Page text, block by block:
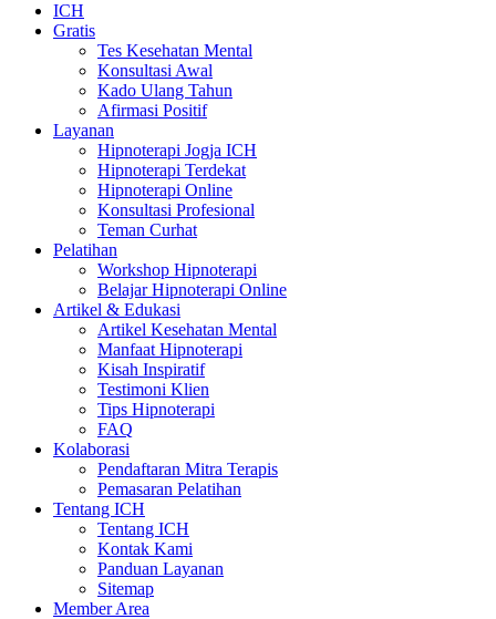
ICH
Gratis
Tes Kesehatan Mental
Konsultasi Awal
Kado Ulang Tahun
Afirmasi Positif
Layanan
Hipnoterapi Jogja ICH
Hipnoterapi Terdekat
Hipnoterapi Online
Konsultasi Profesional
Teman Curhat
Pelatihan
Workshop Hipnoterapi
Belajar Hipnoterapi Online
Artikel & Edukasi
Artikel Kesehatan Mental
Manfaat Hipnoterapi
Kisah Inspiratif
Testimoni Klien
Tips Hipnoterapi
FAQ
Kolaborasi
Pendaftaran Mitra Terapis
Pemasaran Pelatihan
Tentang ICH
Tentang ICH
Kontak Kami
Panduan Layanan
Sitemap
Member Area